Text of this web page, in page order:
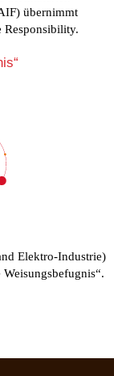
übernimmt
Responsibility.
Elektro-Industrie)